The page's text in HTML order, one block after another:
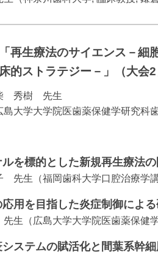
再生療法のサイエンス－細
的ストラテジー－」（大会
秀樹 先生
島大学大学院医歯薬保健学研究科
ルを標的とした新規再生療法
先生（福岡歯科大学口腔治療学
応用を目指した炎症制御によ
（広島大学大学院医歯薬保健
システムの賦活化と間葉系幹